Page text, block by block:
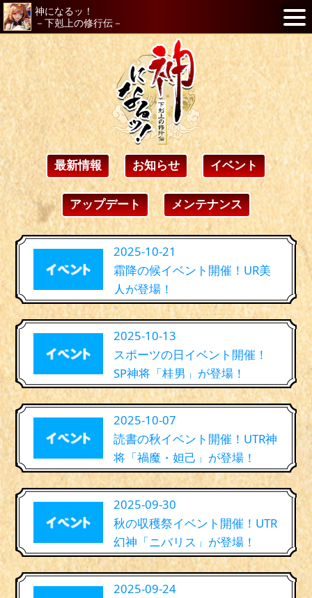
神になるッ！
－下剋上の修行伝－
最新情報 お知らせ イベント
アップデート メンテナンス
2025-10-21
霜降の候イベント開催！UR美
人が登場！
2025-10-13
スポーツの日イベント開催！
SP神将「桂男」が登場！
2025-10-07
読書の秋イベント開催！UTR神
将「禍魔・妲己」が登場！
2025-09-30
秋の収穫祭イベント開催！UTR
幻神「ニバリス」が登場！
2025-09-24